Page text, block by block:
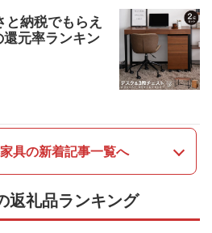
と納税でもらえ
元率ランキン
具の新着記事一覧へ
返礼品ランキング